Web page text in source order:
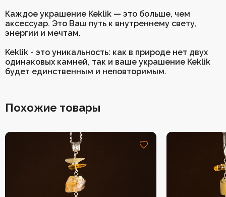
Каждое украшение Keklik — это больше, чем
аксессуар. Это Ваш путь к внутреннему свету,
энергии и мечтам.
Keklik - это уникальность: как в природе нет двух
одинаковых камней, так и ваше украшение Keklik
будет единственным и неповторимым.
Похожие товары